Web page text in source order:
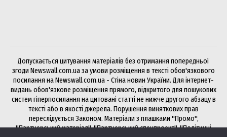
Допускається цитування матеріалів без отримання попередньої
згоди Newswall.com.ua за умови розміщення в тексті обов'язкового
посилання на Newswall.com.ua - Стіна новин України. Для інтернет-
видань обов'язкове розміщення прямого, відкритого для пошукових
систем гіперпосилання на цитовані статті не нижче другого абзацу в
тексті або в якості джерела. Порушення виняткових прав
переслідується Законом. Матеріали з плашками "Промо",
"Партнерський матеріал", "Партнерський спецпроект", "Політичні